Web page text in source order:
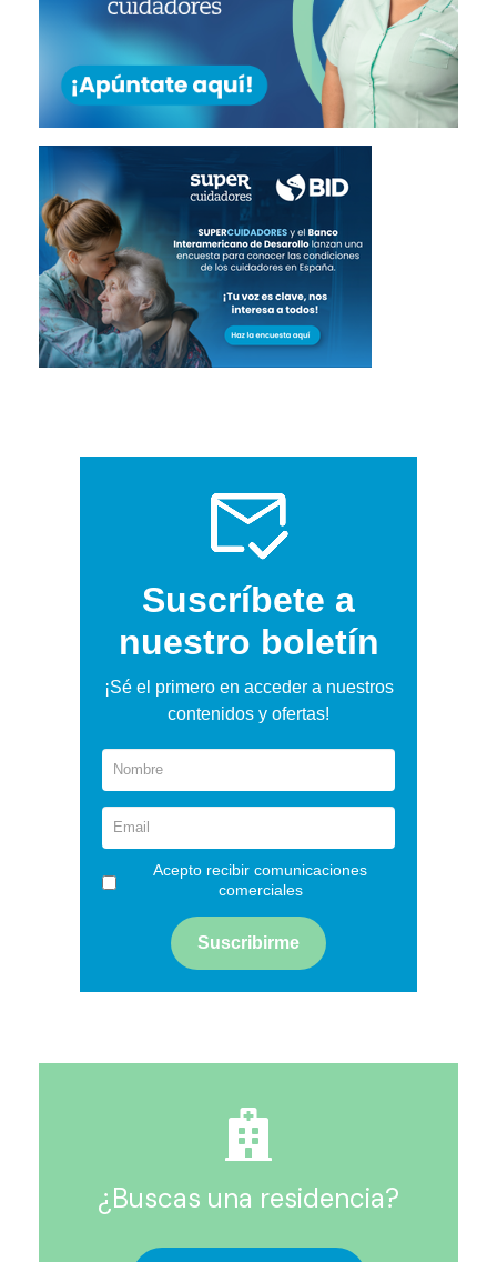
Suscríbete a
nuestro boletín
¡Sé el primero en acceder a nuestros
contenidos y ofertas!
Acepto recibir comunicaciones
comerciales
¿Buscas una residencia?